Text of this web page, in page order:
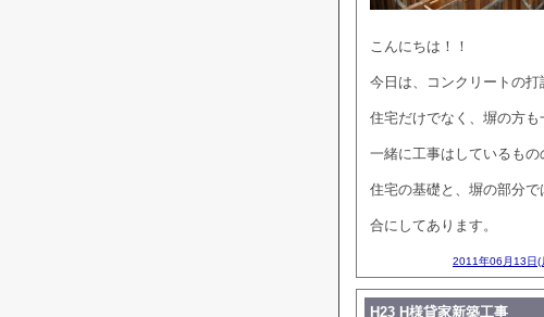
こんにちは！！
今日は、コンクリートの打
住宅だけでなく、塀の方も
一緒に工事はしているもの
住宅の基礎と、塀の部分
合にしてあります。
2011年06月13日(
H23 H様貸家新築工事